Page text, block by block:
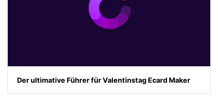
Der ultimative Führer für Valentinstag Ecard Maker